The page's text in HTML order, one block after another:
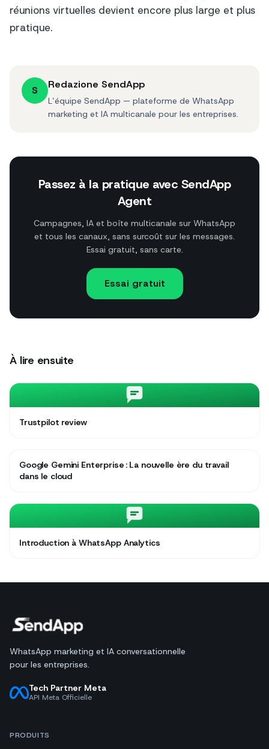
réunions virtuelles devient encore plus large et plus
pratique.
S Redazione SendApp
L’équipe SendApp — plateforme de WhatsApp
marketing et IA multicanale pour les entreprises.
Passez à la pratique avec SendApp
Agent
Campagnes, IA et boîte multicanale sur WhatsApp
et tous les canaux, sans surcoût sur les messages.
Essai gratuit, sans carte.
Essai gratuit
À lire ensuite
Trustpilot review
Google Gemini Enterprise : La nouvelle ère du travail
dans le cloud
Introduction à WhatsApp Analytics
WhatsApp marketing et IA conversationnelle
pour les entreprises.
Tech Partner Meta
API Meta Officielle
PRODUITS